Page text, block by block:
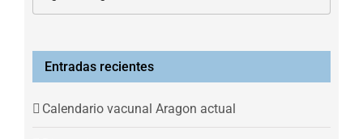
Entradas recientes
Calendario vacunal Aragon actual